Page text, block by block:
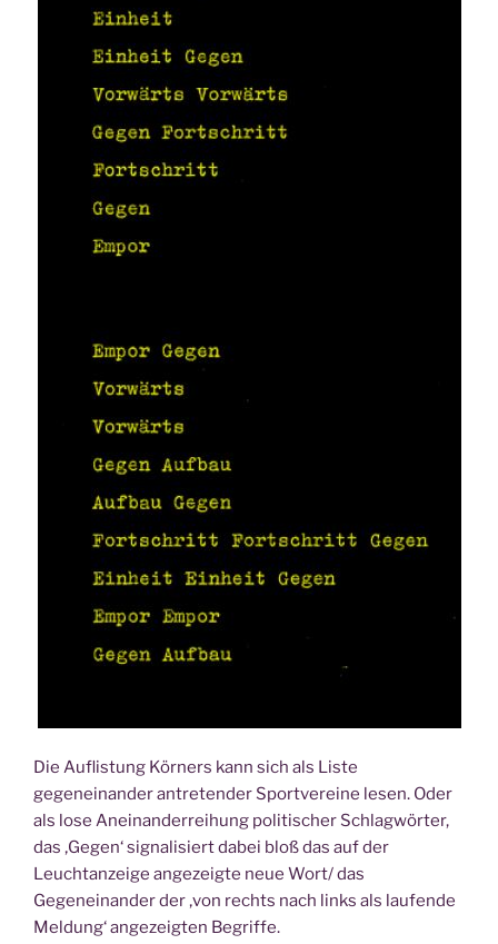
Die Auflistung Körners kann sich als Liste
gegeneinander antretender Sportvereine lesen. Oder
als lose Aneinanderreihung politischer Schlagwörter,
das ‚Gegen‘ signalisiert dabei bloß das auf der
Leuchtanzeige angezeigte neue Wort/ das
Gegeneinander der ‚von rechts nach links als laufende
Meldung‘ angezeigten Begriffe.